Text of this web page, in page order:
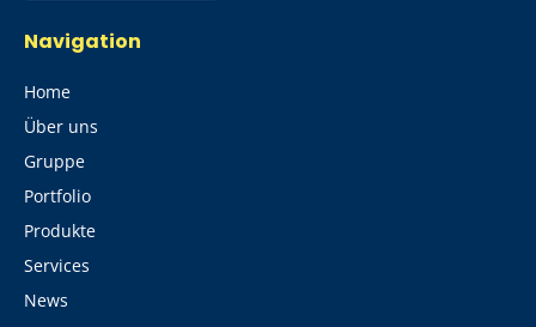
Navigation
Home
Über uns
Gruppe
Portfolio
Produkte
Services
News